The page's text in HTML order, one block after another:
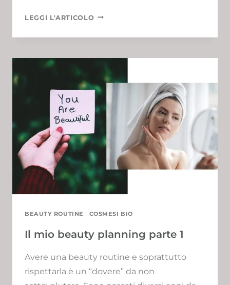
LEGGI L'ARTICOLOIL
PLANNING
2
BEAUTY ROUTINE | COSMESI BIO
Il mio beauty planning parte 1
Avere una beauty routine e soprattutto
rispettarla è un “dovere” da non